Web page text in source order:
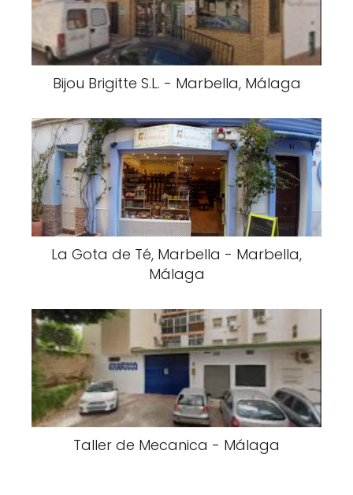
Bijou Brigitte S.L. - Marbella, Málaga
La Gota de Té, Marbella - Marbella,
Málaga
Taller de Mecanica - Málaga